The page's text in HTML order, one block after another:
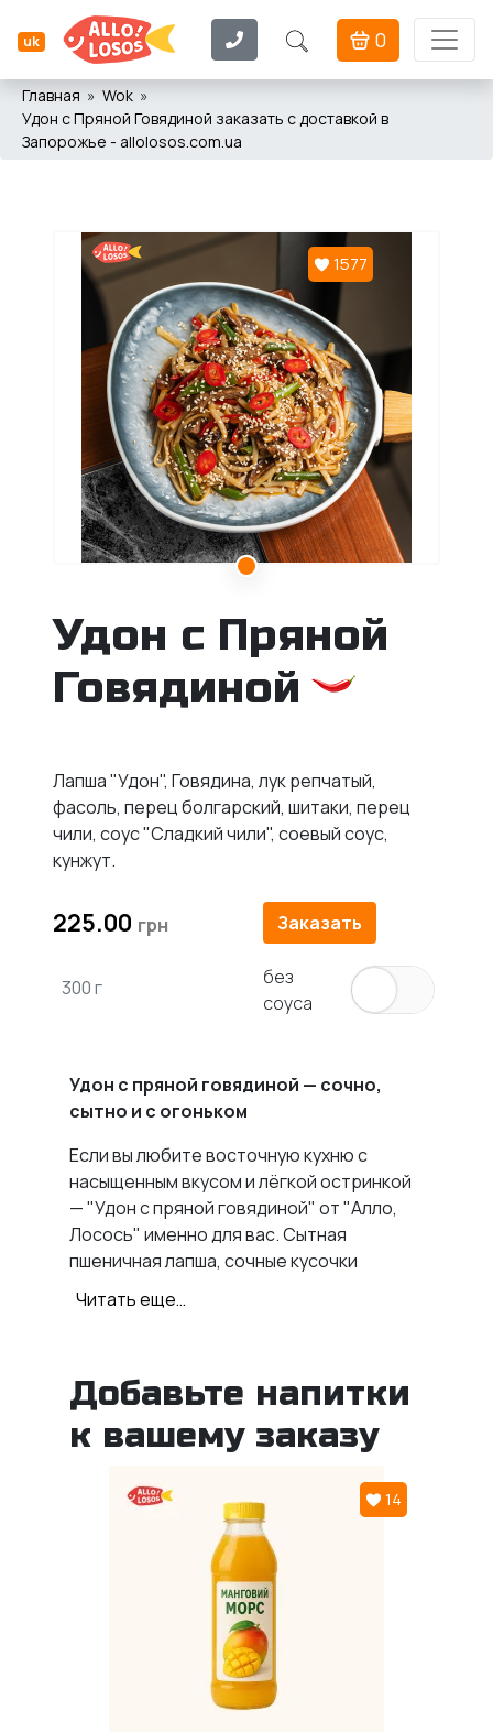
uk 0
Главная
Wok
Удон с Пряной Говядиной заказать с доставкой в
Запорожье - allolosos.com.ua
1577
Удон с Пряной
Говядиной
Лапша "Удон", Говядина, лук репчатый,
фасоль, перец болгарский, шитаки, перец
чили, соус "Сладкий чили", соевый соус,
кунжут.
225.00 Заказать
300 г
без
соуса
Удон с пряной говядиной — сочно,
сытно и с огоньком
Если вы любите восточную кухню с
насыщенным вкусом и лёгкой остринкой
— "Удон с пряной говядиной" от "Алло,
Лосось" именно для вас. Сытная
пшеничная лапша, сочные кусочки
говядины, обжаренные с овощами,
грибами и перцем чили — всё це в
та дарує гастрономічне задоволення.
Хрустящий болгарский перец, грибы
блюдо, добавляя текстуры и глубины
вкуса. Это полноценный обед або
вечеря, яка не залишить байдужими
поціновувачів паназійської кухні.
Лапша удон, говядина, репчатый лук,
фасоль, болгарский перец, грибы
шиитаке, перец чили, соус "Сладкий
чили", соевый соус, кунжут.
Читать еще…
Добавьте напитки
к вашему заказу
14